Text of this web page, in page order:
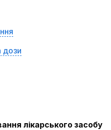
дози
лікарського засобу